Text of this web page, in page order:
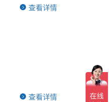
查看详情
查看详情